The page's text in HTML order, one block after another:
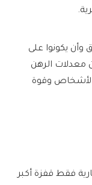
وأن يكونوا على
معدلات الرهن
الأشخاص وقوة
فقط قفزة أكبر